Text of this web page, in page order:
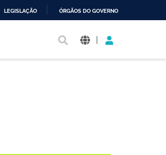
LEGISLAÇÃO ÓRGÃOS DO GOVERNO
|